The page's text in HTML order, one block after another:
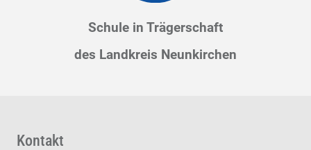
Schule in Trägerschaft
des Landkreis Neunkirchen
Kontakt